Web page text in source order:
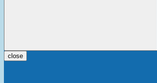
close